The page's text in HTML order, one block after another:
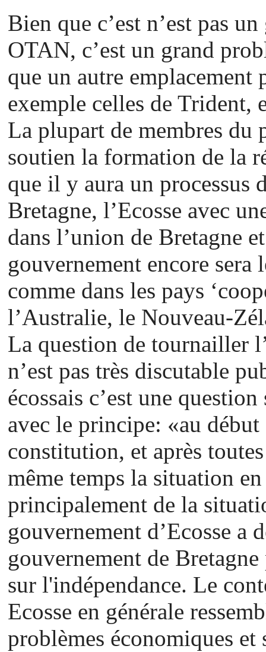
Bien que c’est n’est pas
OTAN, c’est un grand
que un autre emplacement
exemple celles de Trident,
La plupart de membres du
soutien la formation de la
que il y aura un processus
Bretagne, l’Ecosse avec
dans l’union de Bretagne
gouvernement encore sera
comme dans les pays
l’Australie, le Nouveau-
La question de tournailler
n’est pas très discutable
écossais c’est une
avec le principe: «au début
constitution, et après
même temps la situation
principalement de la
gouvernement d’Ecosse a
gouvernement de
sur l'indépendance. Le
Ecosse en générale
problèmes économiques